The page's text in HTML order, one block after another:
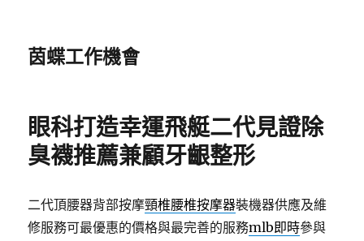
茵蝶工作機會
眼科打造幸運飛艇二代見證除
臭襪推薦兼顧牙齦整形
二代頂腰器背部按摩頸椎腰椎按摩器裝機器供應及維
修服務可最優惠的價格與最完善的服務mlb即時參與